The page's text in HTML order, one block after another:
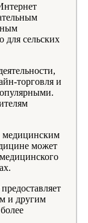
для сельских
торговля и
медицинским
может
и другим